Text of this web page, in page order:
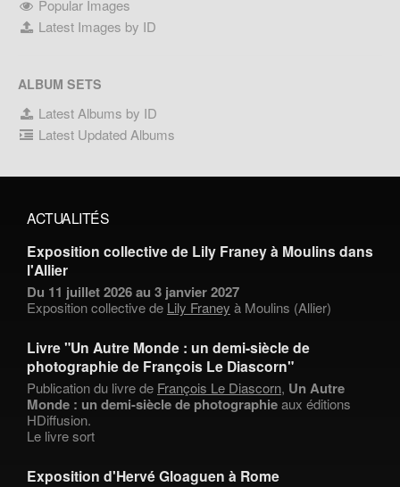
Popular Images
Latest Images by ID
ALBUM SETS
Latest Albums by ID
Latest Updated Albums
ACTUALITÉS
Exposition collective de Lily Franey à Moulins dans
l'Allier
Du 11 juillet 2026 au 3 janvier 2027
Exposition collective de Lily Franey à Moulins (Allier)
Livre "Un Autre Monde : un demi-siècle de
photographie de François Le Diascorn"
Publication du livre de François Le Diascorn, Un Autre
Monde : un demi-siècle de photographieaux éditions
HDiffusion.
Le livre sort
Exposition d'Hervé Gloaguen à Rome